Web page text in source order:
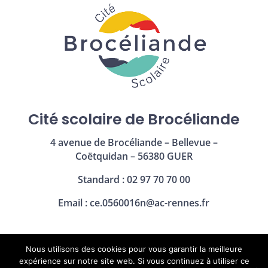
Cité scolaire de Brocéliande
4 avenue de Brocéliande – Bellevue –
Coëtquidan – 56380 GUER
Standard : 02 97 70 70 00
Email :ce.0560016n@ac-rennes.fr
Mentions légales|Politique de confidentialité
Nous utilisons des cookies pour vous garantir la meilleure
expérience sur notre site web. Si vous continuez à utiliser ce